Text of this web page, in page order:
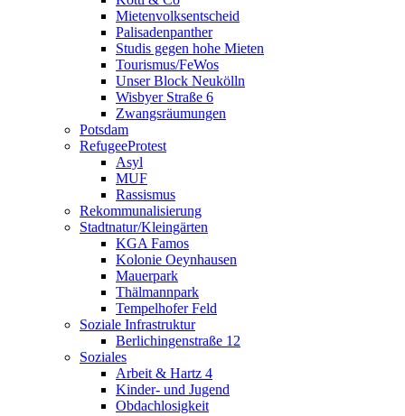
Mietenvolksentscheid
Palisadenpanther
Studis gegen hohe Mieten
Tourismus/FeWos
Unser Block Neukölln
Wisbyer Straße 6
Zwangsräumungen
Potsdam
RefugeeProtest
Asyl
MUF
Rassismus
Rekommunalisierung
Stadtnatur/Kleingärten
KGA Famos
Kolonie Oeynhausen
Mauerpark
Thälmannpark
Tempelhofer Feld
Soziale Infrastruktur
Berlichingenstraße 12
Soziales
Arbeit & Hartz 4
Kinder- und Jugend
Obdachlosigkeit